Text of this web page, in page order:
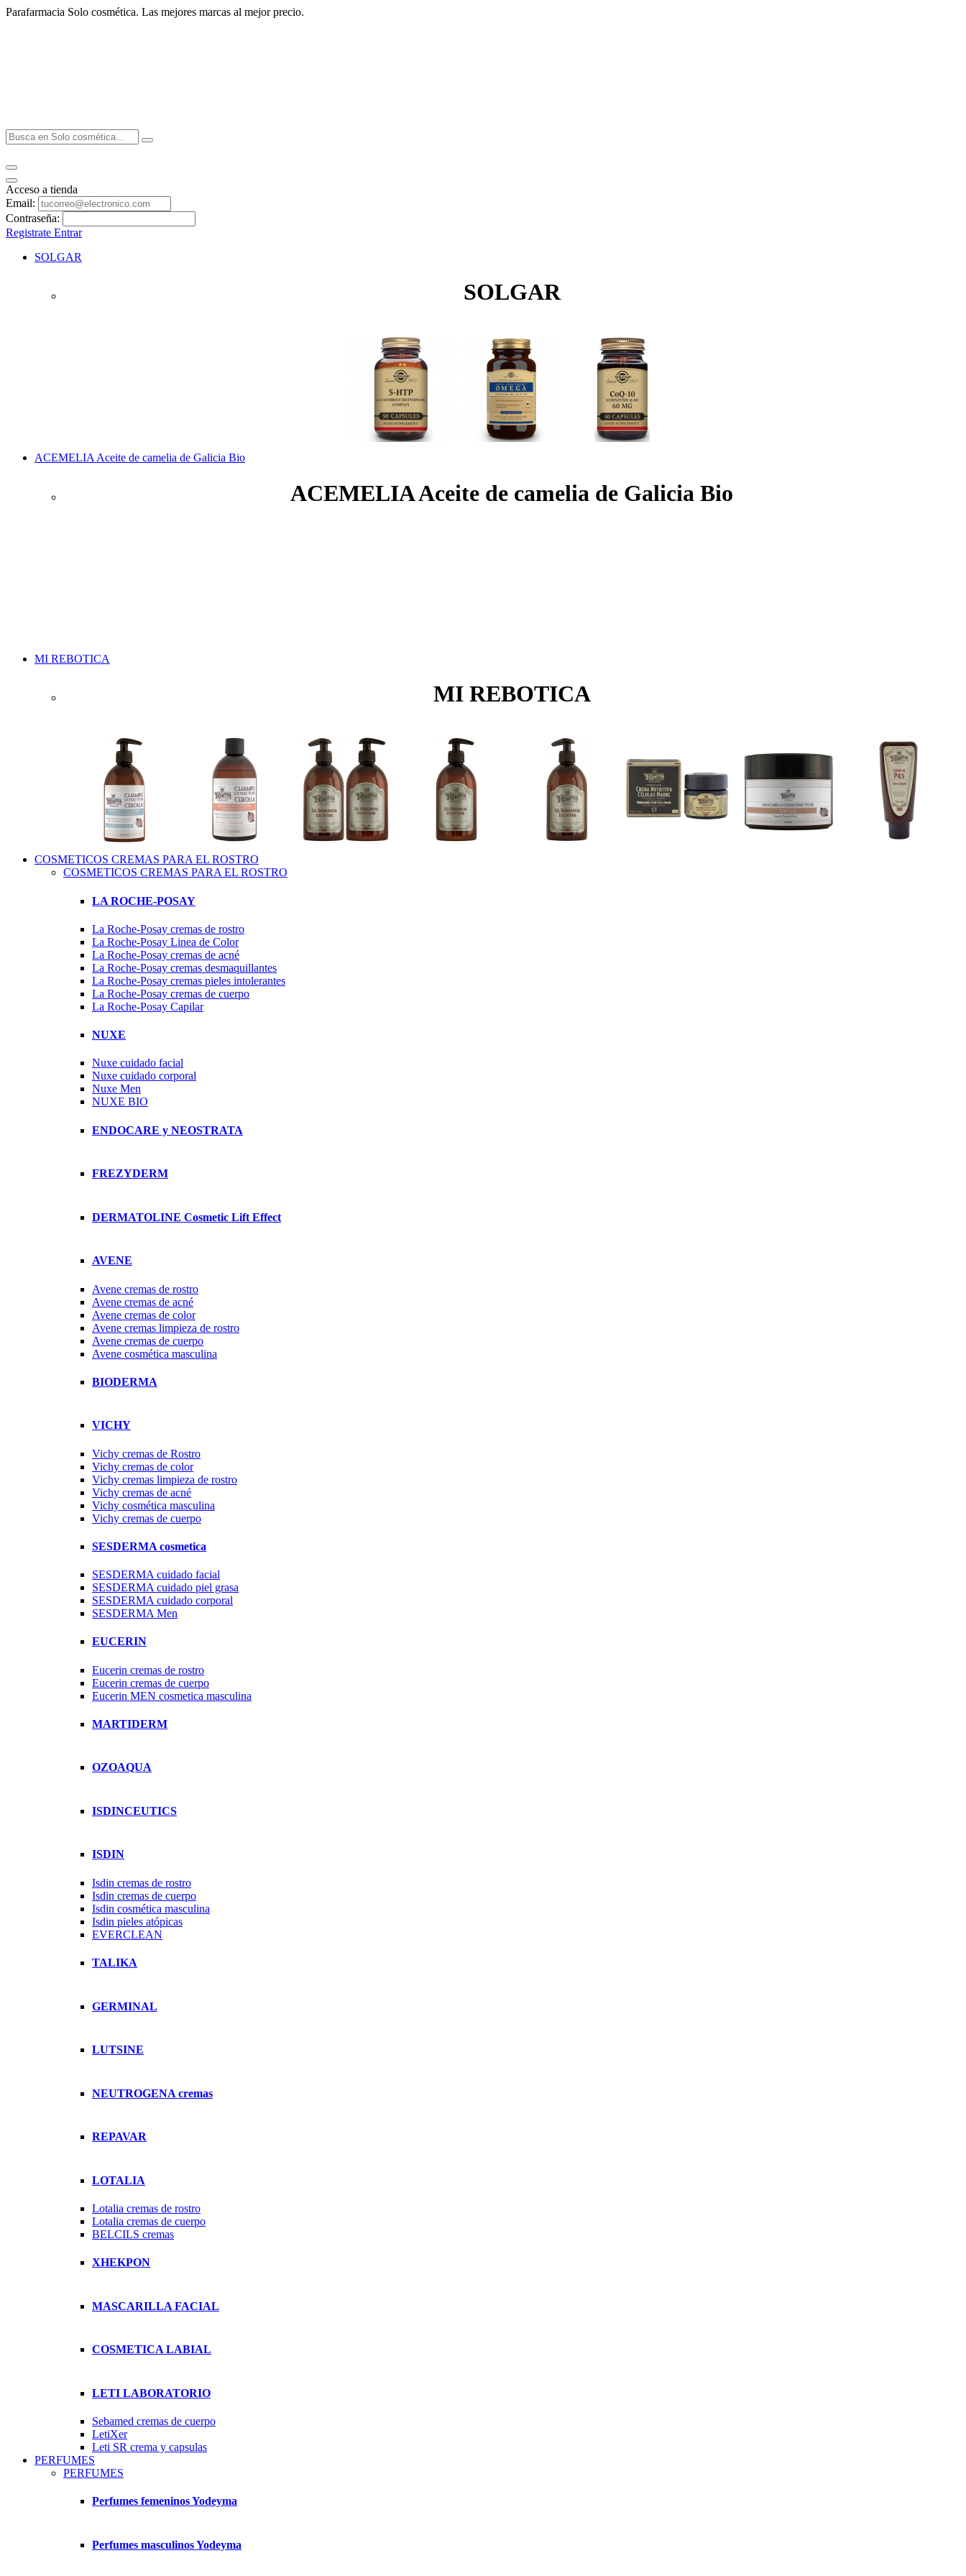
Parafarmacia Solo cosmética. Las mejores marcas al mejor precio.
Acceso a tienda
Email:
Contraseña:
Registrate Entrar
SOLGAR
SOLGAR
ACEMELIA Aceite de camelia de Galicia Bio
ACEMELIA Aceite de camelia de Galicia Bio
MI REBOTICA
MI REBOTICA
COSMETICOS CREMAS PARA EL ROSTRO
COSMETICOS CREMAS PARA EL ROSTRO
LA ROCHE-POSAY
La Roche-Posay cremas de rostro
La Roche-Posay Linea de Color
La Roche-Posay cremas de acné
La Roche-Posay cremas desmaquillantes
La Roche-Posay cremas pieles intolerantes
La Roche-Posay cremas de cuerpo
La Roche-Posay Capilar
NUXE
Nuxe cuidado facial
Nuxe cuidado corporal
Nuxe Men
NUXE BIO
ENDOCARE y NEOSTRATA
FREZYDERM
DERMATOLINE Cosmetic Lift Effect
AVENE
Avene cremas de rostro
Avene cremas de acné
Avene cremas de color
Avene cremas limpieza de rostro
Avene cremas de cuerpo
Avene cosmética masculina
BIODERMA
VICHY
Vichy cremas de Rostro
Vichy cremas de color
Vichy cremas limpieza de rostro
Vichy cremas de acné
Vichy cosmética masculina
Vichy cremas de cuerpo
SESDERMA cosmetica
SESDERMA cuidado facial
SESDERMA cuidado piel grasa
SESDERMA cuidado corporal
SESDERMA Men
EUCERIN
Eucerin cremas de rostro
Eucerin cremas de cuerpo
Eucerin MEN cosmetica masculina
MARTIDERM
OZOAQUA
ISDINCEUTICS
ISDIN
Isdin cremas de rostro
Isdin cremas de cuerpo
Isdin cosmética masculina
Isdin pieles atópicas
EVERCLEAN
TALIKA
GERMINAL
LUTSINE
NEUTROGENA cremas
REPAVAR
LOTALIA
Lotalia cremas de rostro
Lotalia cremas de cuerpo
BELCILS cremas
XHEKPON
MASCARILLA FACIAL
COSMETICA LABIAL
LETI LABORATORIO
Sebamed cremas de cuerpo
LetiXer
Leti SR crema y capsulas
PERFUMES
PERFUMES
Perfumes femeninos Yodeyma
Perfumes masculinos Yodeyma